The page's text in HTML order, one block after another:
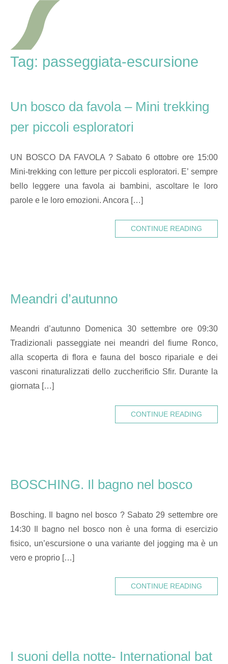
content
Tag: passeggiata-escursione
Un bosco da favola – Mini trekking
per piccoli esploratori
UN BOSCO DA FAVOLA ? Sabato 6 ottobre ore 15:00
Mini-trekking con letture per piccoli esploratori. E’ sempre
bello leggere una favola ai bambini, ascoltare le loro
parole e le loro emozioni. Ancora […]
CONTINUE READING
Meandri d’autunno
Meandri d’autunno Domenica 30 settembre ore 09:30
Tradizionali passeggiate nei meandri del fiume Ronco,
alla scoperta di flora e fauna del bosco ripariale e dei
vasconi rinaturalizzati dello zuccherificio Sfir. Durante la
giornata […]
CONTINUE READING
BOSCHING. Il bagno nel bosco
Bosching. Il bagno nel bosco ? Sabato 29 settembre ore
14:30 Il bagno nel bosco non è una forma di esercizio
fisico, un’escursione o una variante del jogging ma è un
vero e proprio […]
CONTINUE READING
I suoni della notte- International bat